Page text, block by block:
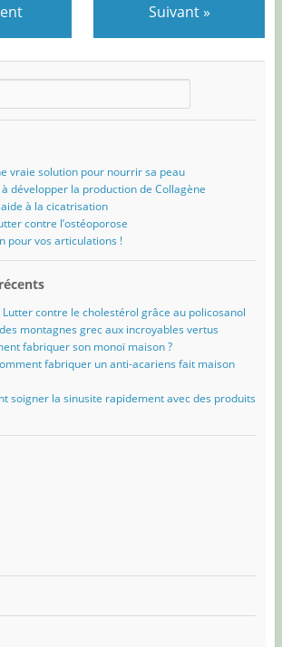
Suivant»
vraie solution pour nourrir sa peau
développer la production de Collagène
à la cicatrisation
contre l’ostéoporose
pour vos articulations !
Lutter contre le cholestérol grâce au policosanol
montagnes grec aux incroyables vertus
fabriquer son monoï maison ?
fabriquer un anti-acariens fait maison
soigner la sinusite rapidement avec des produits